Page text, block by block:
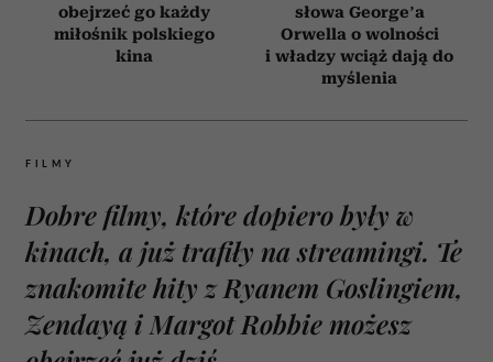
obejrzeć go każdy
miłośnik polskiego
kina
słowa George’a
Orwella o wolności
i władzy wciąż dają do
myślenia
FILMY
Dobre filmy, które dopiero były w
kinach, a już trafiły na streamingi. Te
znakomite hity z Ryanem Goslingiem,
Zendayą i Margot Robbie możesz